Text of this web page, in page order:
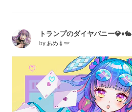
トランプのダイヤバニー💎♦️🐇
byあめ💉🪽